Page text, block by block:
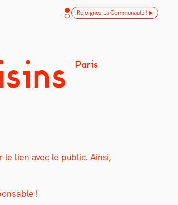
Paris
le lien avec le pub­lic. Ain­si,
!
Rejoignez La Communauté !